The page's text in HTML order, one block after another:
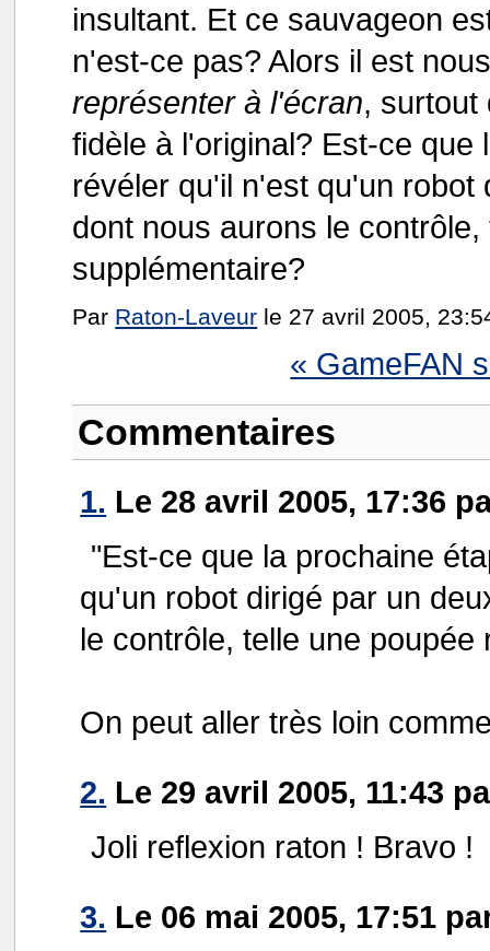
insultant. Et ce sauvageon
n'est-ce pas? Alors il est
représenter à l'écran, surtout
fidèle à l'original? Est-ce
révéler qu'il n'est qu'un robot
dont nous aurons le
supplémentaire?
Par Raton-Laveur le 27 avril 2005,
« GameFAN
Commentaires
1. Le 28 avril 2005, 17:36
"Est-ce que la prochaine
qu'un robot dirigé par un
le contrôle, telle une
On peut aller très loin
2. Le 29 avril 2005, 11:43
Joli reflexion raton ! Bravo !
3. Le 06 mai 2005, 17:51